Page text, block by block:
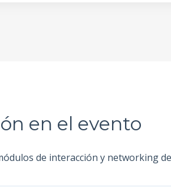
en el evento
de interacción y networking